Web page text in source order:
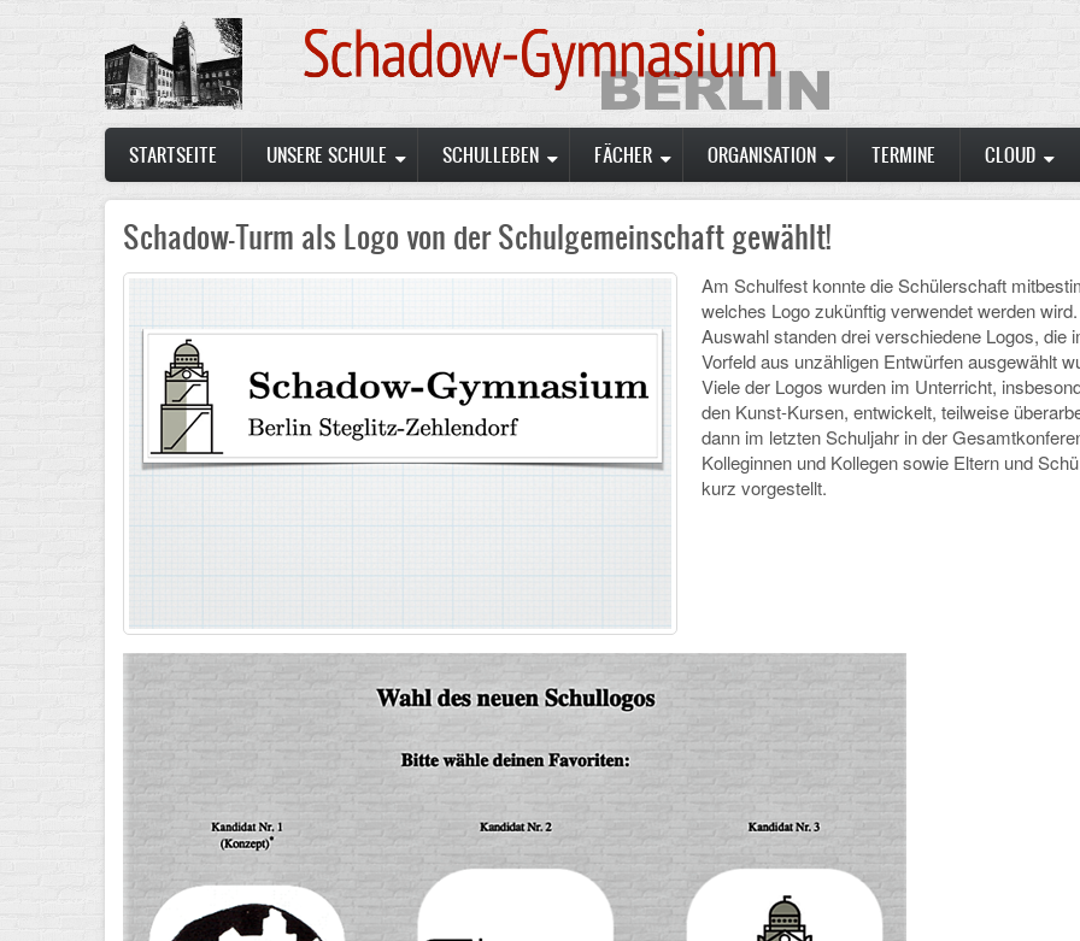
Main
navigation
STARTSEITE UNSERE SCHULE SCHULLEBEN FÄCHER ORGANISATION TERMINE CLOUD
Schadow-Turm als Logo von der Schulgemeinschaft gewählt!
Am Schulfest konnte die Schülerschaft
welches Logo zukünftig verwendet werden
Auswahl standen drei verschiedene Logos, die
Vorfeld aus unzähligen Entwürfen ausgewählt
Viele der Logos wurden im Unterricht,
den Kunst-Kursen, entwickelt, teilweise
dann im letzten Schuljahr in der
Kolleginnen und Kollegen sowie Eltern und
kurz vorgestellt.